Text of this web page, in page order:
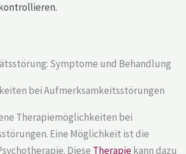
bei Aufmerksamkeitsstörungen
Therapiemöglichkeiten bei
Eine Möglichkeit ist die
Diese Therapiekann dazu